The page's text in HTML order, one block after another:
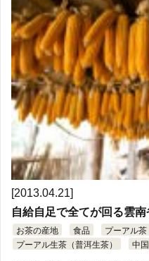
[2013.04.21]
自給自足で全てが回る雲
お茶の産地 食品 プーアル
プーアル生茶（普洱生茶）
中国